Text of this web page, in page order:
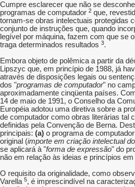
Cumpre esclarecer que não se
programas de computador 2 que,
tornam-se obras intelectuais protegidas
conjunto de instruções que, quando
legível por máquina, fazem com que se
traga determinados resultados 3.
Embora objeto de polêmica a partir da
Lipszyc que, em princípio de 1988, já
através de disposições legais ou
dos "programas de computador" no
aproximadamente cinqüenta países.
14 de maio de 1991, o Conselho da
Européia adotou uma diretiva sobre a
de computador como obras literárias tal
definidas pela Convenção de Berna.
principais: (a) o programa de
original (importe em criação intelectual
se aplicará à "forma de expressão" do
não em relação às ideias e princípios
O requisito da originalidade, como
Varella 5, é imprescindível na